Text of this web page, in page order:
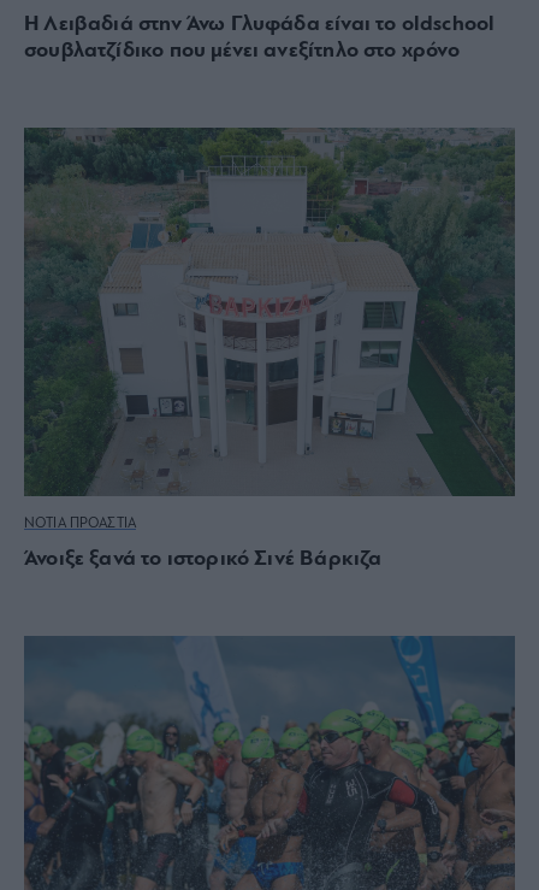
Η Λειβαδιά στην Άνω Γλυφάδα είναι το oldschool
σουβλατζίδικο που μένει ανεξίτηλο στο χρόνο
ΝΟΤΙΑ ΠΡΟΑΣΤΙΑ
Άνοιξε ξανά το ιστορικό Σινέ Βάρκιζα